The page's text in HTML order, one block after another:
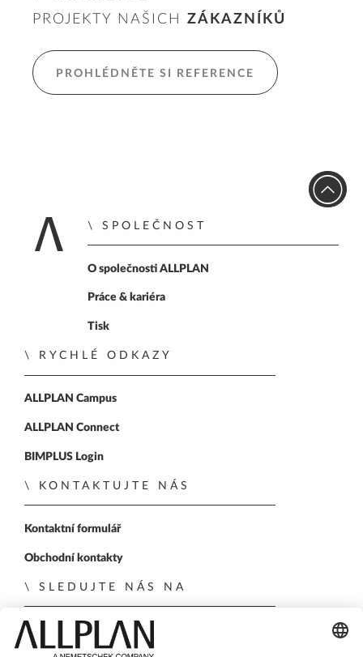
PROJEKTY NAŠICH ZÁKAZNÍKŮ
PROHLÉDNĚTE SI REFERENCE
Zpět na úvodní
SPOLEČNOST
O společnosti ALLPLAN
Práce & kariéra
Tisk
RYCHLÉ ODKAZY
ALLPLAN Campus
ALLPLAN Connect
BIMPLUS Login
KONTAKTUJTE NÁS
Kontaktní formulář
Obchodní kontakty
SLEDUJTE NÁS NA
ALLPLAN on LinkedIn
ALLPLAN on Xing
ALLPLAN on Facebook
ALLPLAN on YouTube